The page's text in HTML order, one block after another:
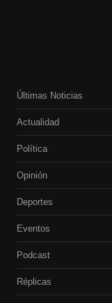
Últimas Noticias
Actualidad
Política
Opinión
Deportes
Eventos
Podcast
Réplicas